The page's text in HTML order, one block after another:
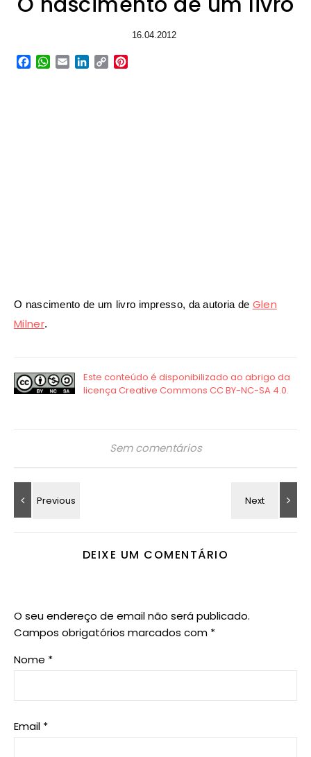
16.04.2012
Facebook
WhatsApp
EmailLinkedIn
Copy
O nascimento de um livro impresso, da autoria de Glen
Milner.
Sem comentários
DEIXE UM COMENTÁRIO
O seu endereço de email não será publicado.
Campos obrigatórios marcados com *
Nome *
Email *